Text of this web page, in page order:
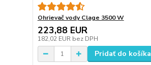
Ohrievač vody Clage 3500 W
223,88 EUR
182,02 EUR bez DPH
Pridať do košíka